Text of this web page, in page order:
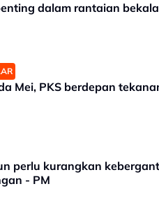
dalam rantaian
Mei, PKS berdepan
perlu kurangkan
- PM